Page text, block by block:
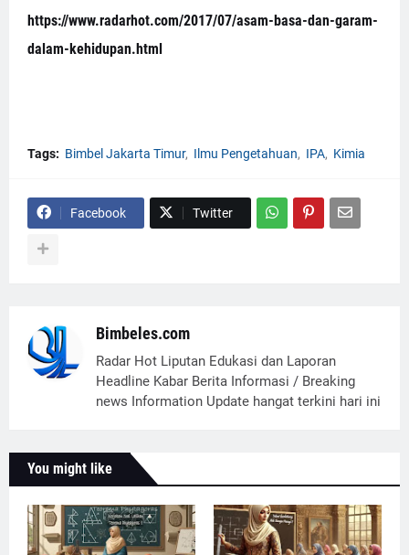
https://www.radarhot.com/2017/07/asam-basa-dan-garam-
dalam-kehidupan.html
Tags: Bimbel Jakarta Timur Ilmu Pengetahuan IPA Kimia
Facebook Twitter
Bimbeles.com
Radar Hot Liputan Edukasi dan Laporan
Headline Kabar Berita Informasi / Breaking
news Information Update hangat terkini hari ini
You might like